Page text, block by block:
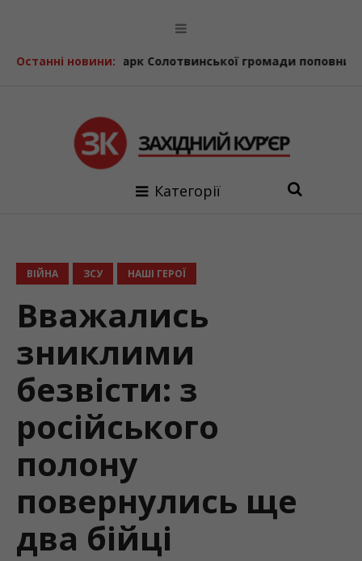
Останні новини:
Автопарк Солотвинської громади поповнив ще один
Категорії
ВІЙНА ЗСУ НАШІ ГЕРОЇ
Вважались
зниклими
безвісти: з
російського
полону
повернулись ще
два бійці